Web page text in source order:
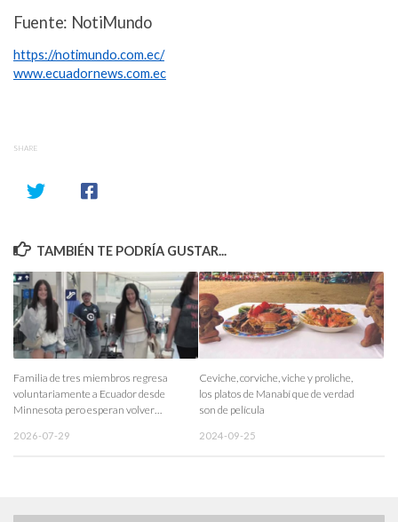
Fuente: NotiMundo
https://notimundo.com.ec/
www.ecuadornews.com.ec
SHARE
TAMBIÉN TE PODRÍA GUSTAR...
Familia de tres miembros regresa
voluntariamente a Ecuador desde
Minnesota pero esperan volver…
2026-07-29
Ceviche, corviche, viche y proliche,
los platos de Manabí que de verdad
son de película
2024-09-25